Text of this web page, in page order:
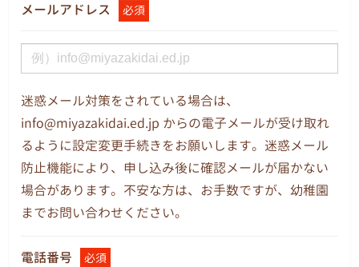
メールアドレス 必須
迷惑メール対策をされている場合は、
info@miyazakidai.ed.jp からの電子メールが受け取れ
るように設定変更手続きをお願いします。迷惑メール
防止機能により、申し込み後に確認メールが届かない
場合があります。不安な方は、お手数ですが、幼稚園
までお問い合わせください。
電話番号 必須